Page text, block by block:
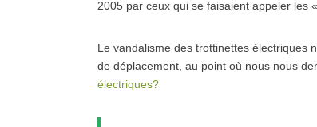
2005 par ceux qui se faisaient appeler les
Le vandalisme des trottinettes électriques
de déplacement, au point où nous nous
électriques?